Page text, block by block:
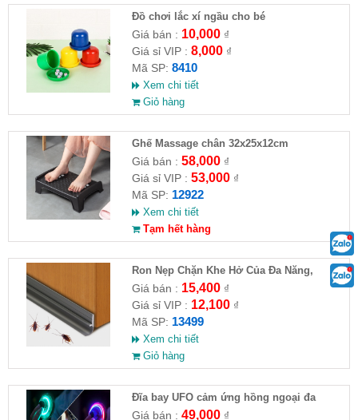
Đồ chơi lắc xí ngầu cho bé
Giá bán : 10,000₫
Giá sỉ VIP : 8,000₫
Mã SP: 8410
Xem chi tiết
Giỏ hàng
Ghế Massage chân 32x25x12cm
Giá bán : 58,000₫
Giá sỉ VIP : 53,000₫
Mã SP: 12922
Xem chi tiết
Tạm hết hàng
Ron Nẹp Chặn Khe Hở Của Đa Năng,
Chống Côn Trùng( HĐ )
Giá bán : 15,400₫
Giá sỉ VIP : 12,100₫
Mã SP: 13499
Xem chi tiết
Giỏ hàng
Đĩa bay UFO cảm ứng hồng ngoại đa
chiều tự động bay về
Giá bán : 49,000₫